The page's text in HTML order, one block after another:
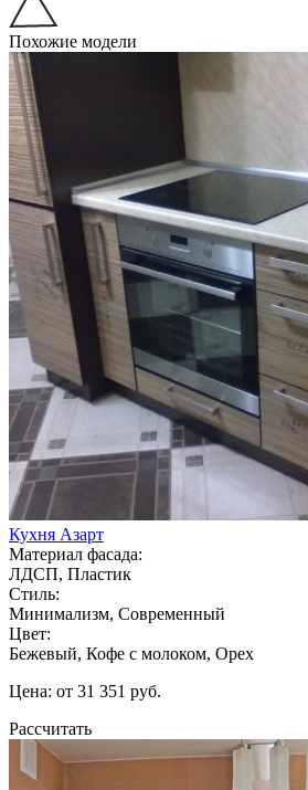
Похожие модели
Кухня Азарт
Материал фасада:
ЛДСП, Пластик
Стиль:
Минимализм, Современный
Цвет:
Бежевый, Кофе с молоком, Орех
Цена: от 31 351 руб.
Рассчитать